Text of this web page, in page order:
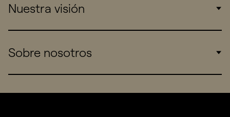
Consumers
Startups
Nuestra visión
Work
Sobre nosotros